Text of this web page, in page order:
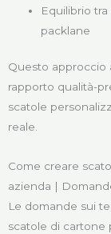
Equilibrio
packlane
Questo approccio
rapporto qualità-
scatole
reale.
Come creare
azienda |
Le domande sui
scatole di cartone